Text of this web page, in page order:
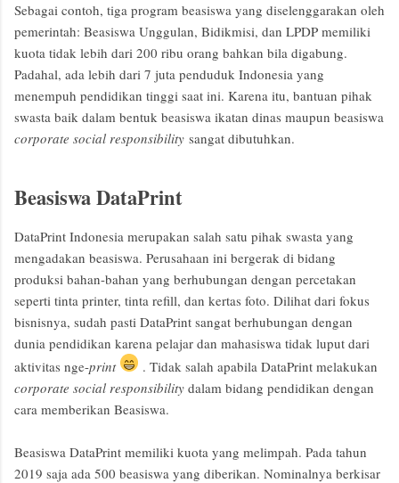
Sebagai contoh, tiga program beasiswa yang diselenggarakan oleh
pemerintah: Beasiswa Unggulan, Bidikmisi, dan LPDP memiliki
kuota tidak lebih dari 200 ribu orang bahkan bila digabung.
Padahal, ada lebih dari 7 juta penduduk Indonesia yang
menempuh pendidikan tinggi saat ini. Karena itu, bantuan pihak
swasta baik dalam bentuk beasiswa ikatan dinas maupun beasiswa
corporate social responsibility sangat dibutuhkan.
Beasiswa DataPrint
DataPrint Indonesia merupakan salah satu pihak swasta yang
mengadakan beasiswa. Perusahaan ini bergerak di bidang
produksi bahan-bahan yang berhubungan dengan percetakan
seperti tinta printer, tinta refill, dan kertas foto. Dilihat dari fokus
bisnisnya, sudah pasti DataPrint sangat berhubungan dengan
dunia pendidikan karena pelajar dan mahasiswa tidak luput dari
aktivitas nge-print
. Tidak salah apabila DataPrint melakukan
corporate social responsibility dalam bidang pendidikan dengan
cara memberikan Beasiswa.
Beasiswa DataPrint memiliki kuota yang melimpah. Pada tahun
2019 saja ada 500 beasiswa yang diberikan. Nominalnya berkisar